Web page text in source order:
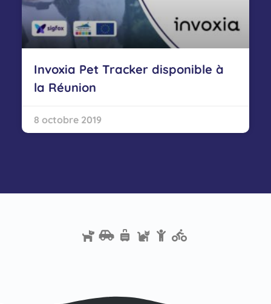
Invoxia Pet Tracker disponible à
la Réunion
8 octobre 2019